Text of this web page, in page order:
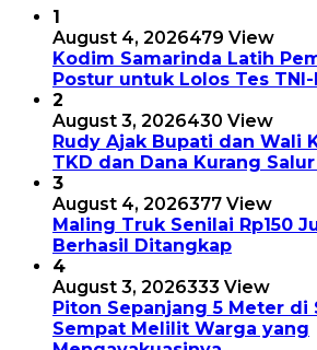
1
August 4, 2026479 View
Kodim Samarinda Latih
Postur untuk Lolos Tes
2
August 3, 2026430 View
Rudy Ajak Bupati dan Wali
TKD dan Dana Kurang
3
August 4, 2026377 View
Maling Truk Senilai Rp150
Berhasil Ditangkap
4
August 3, 2026333 View
Piton Sepanjang 5 Meter di
Sempat Melilit Warga yang